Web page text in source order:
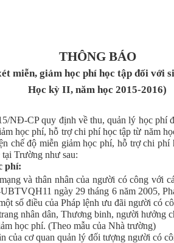
THÔNG BÁO
miễn, giảm học phí học tập đối với
Học kỳ II, năm học 2015-2016)
NĐ-CP quy định về thu, quản lý học phí
học phí, hỗ trợ chi phí học tập từ năm
chế độ miễn giảm học phí, hỗ trợ chi
Trường như sau:
phí:
và thân nhân của người có công với
ngày 29 tháng 6 năm 2005,
số điều của Pháp lệnh ưu đãi người có
nhân dân, Thương binh, người hưởng
phí. (Theo mẫu của Nhà trường)
của cơ quan quản lý đối tượng người có